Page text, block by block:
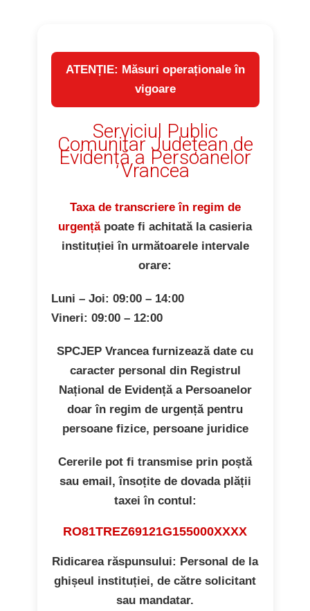
ATENȚIE: Măsuri operaționale în
vigoare
Serviciul Public
Comunitar Județean de
Evidență a Persoanelor
Vrancea
Taxa de transcriere în regim de
urgențăpoate fi achitată la casieria
instituției în următoarele intervale
orare:
Luni – Joi: 09:00 – 14:00
Vineri: 09:00 – 12:00
SPCJEP Vrancea furnizează date cu
caracter personal din Registrul
Național de Evidență a Persoanelor
doar în regim de urgență pentru
persoane fizice, persoane juridice
Cererile pot fi transmise prin poștă
sau email, însoțite de dovada plății
taxei în contul:
RO81TREZ69121G155000XXXX
Ridicarea răspunsului: Personal de la
ghișeul instituției, de către solicitant
sau mandatar.